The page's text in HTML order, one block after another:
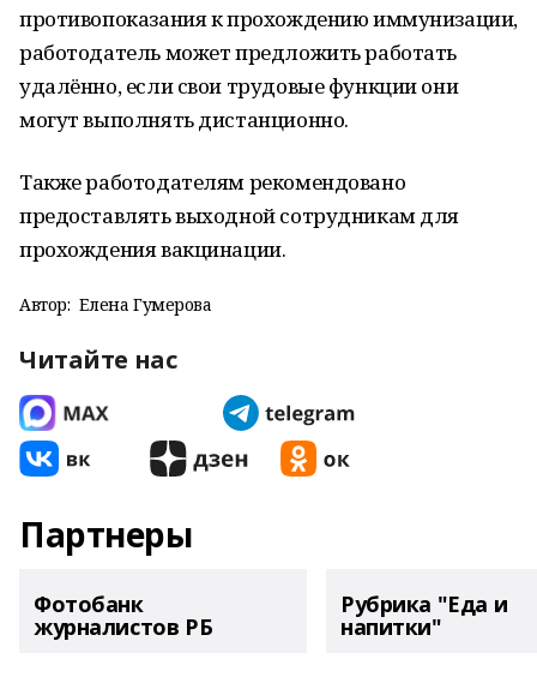
противопоказания к прохождению иммунизации,
работодатель может предложить работать
удалённо, если свои трудовые функции они
могут выполнять дистанционно.
Также работодателям рекомендовано
предоставлять выходной сотрудникам для
прохождения вакцинации.
Автор: Елена Гумерова
Читайте нас
Партнеры
Фотобанк
журналистов РБ
Рубрика "Еда и
напитки"